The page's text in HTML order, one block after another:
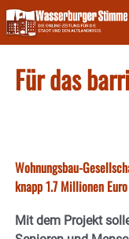
Skip
to
content
Für das
Wohnungsbau-
knapp 1.7 Millionen
Mit dem Projekt